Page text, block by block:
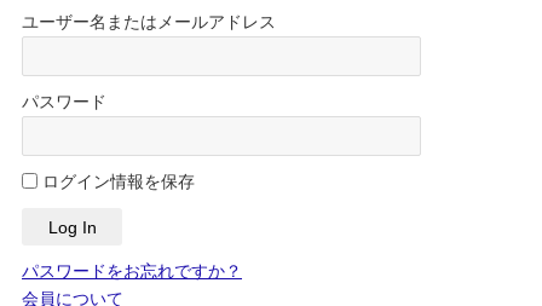
ユーザー名またはメールアドレス
パスワード
ログイン情報を保存
パスワードをお忘れですか？
会員について